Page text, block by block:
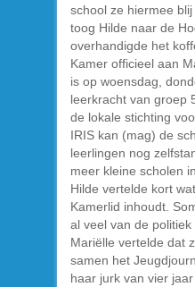
school ze hiermee
toog Hilde naar de
overhandigde het
Kamer officieel aan
is op woensdag,
leerkracht van groep
de lokale stichting
IRIS kan (mag) de
leerlingen nog
meer kleine scholen
Hilde vertelde kort
Kamerlid inhoudt.
al veel van de
Mariëlle vertelde dat
samen het
haar jurk van vier